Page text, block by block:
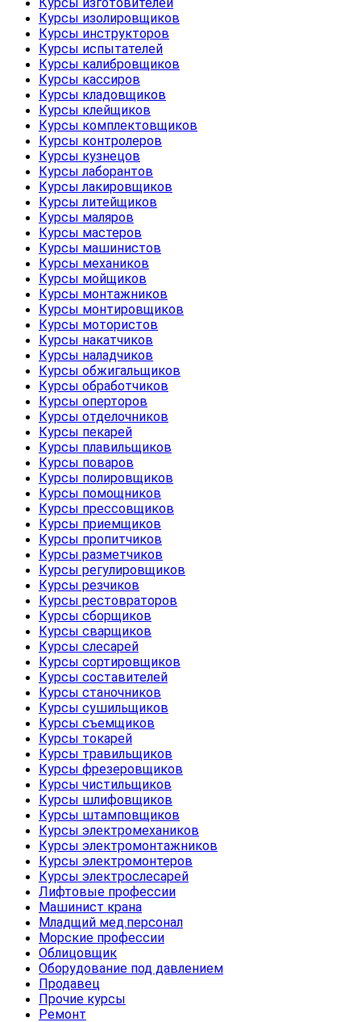
Курсы изолировщиков
Курсы инструкторов
Курсы испытателей
Курсы калибровщиков
Курсы кассиров
Курсы кладовщиков
Курсы клейщиков
Курсы комплектовщиков
Курсы контролеров
Курсы кузнецов
Курсы лаборантов
Курсы лакировщиков
Курсы литейщиков
Курсы маляров
Курсы мастеров
Курсы машинистов
Курсы механиков
Курсы мойщиков
Курсы монтажников
Курсы монтировщиков
Курсы мотористов
Курсы накатчиков
Курсы наладчиков
Курсы обжигальщиков
Курсы обработчиков
Курсы оперторов
Курсы отделочников
Курсы пекарей
Курсы плавильщиков
Курсы поваров
Курсы полировщиков
Курсы помощников
Курсы прессовщиков
Курсы приемщиков
Курсы пропитчиков
Курсы разметчиков
Курсы регулировщиков
Курсы резчиков
Курсы рестовраторов
Курсы сборщиков
Курсы сварщиков
Курсы слесарей
Курсы сортировщиков
Курсы составителей
Курсы станочников
Курсы сушильщиков
Курсы съемщиков
Курсы токарей
Курсы травильщиков
Курсы фрезеровщиков
Курсы чистильщиков
Курсы шлифовщиков
Курсы штамповщиков
Курсы электромехаников
Курсы электромонтажников
Курсы электромонтеров
Курсы электрослесарей
Лифтовые профессии
Машинист крана
Младщий мед.персонал
Морские профессии
Облицовщик
Оборудование под давлением
Продавец
Прочие курсы
Ремонт